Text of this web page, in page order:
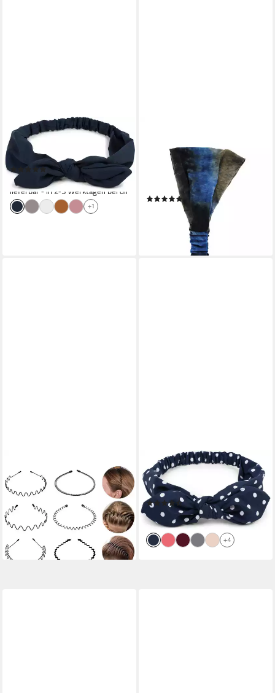
STYLEBREAKER
Haarband, 1-tlg., Einfarbiges
Haarband mit Schleife
(1)
14,95 €
lieferbar - in 2-3 Werktagen bei dir
+1
Batik Farben Kopfband,
Kopftuch Stirnband für Yoga
und Sport Hairband
(2)
lieferbar - in 3-4 Werktagen bei dir
Haarband 6 Stück Metall
Haarband Haarreifen Schwarz
für Männer und Frauen
lieferbar - in 6-7 Werktagen bei dir
STYLEBREAKER
Haarband, 1-tlg., Haarband mit
Punkte Muster und Schleife
(5)
15,95 €
lieferbar - in 2-3 Werktagen bei dir
+4